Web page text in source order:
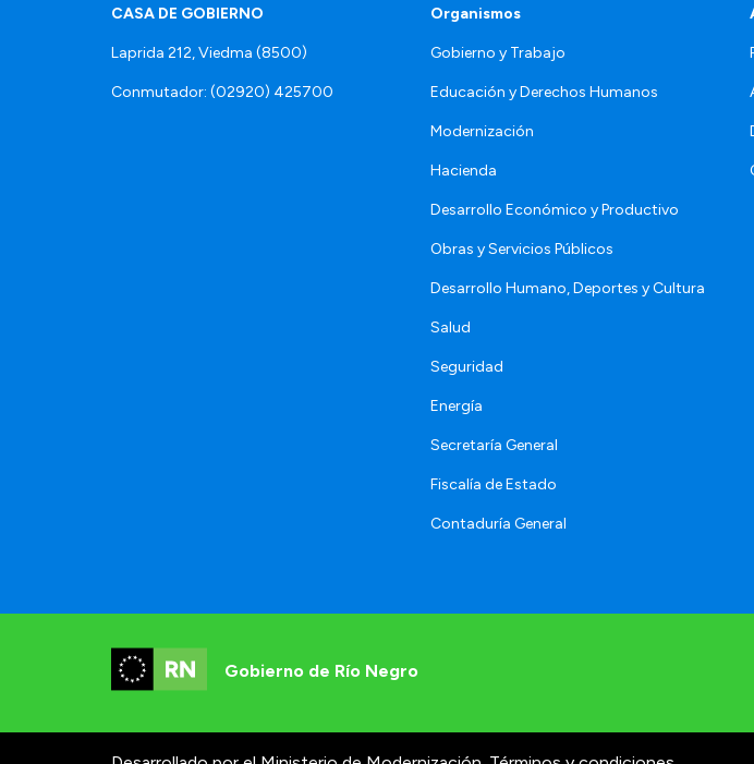
CASA DE GOBIERNO
Laprida 212, Viedma (8500)
Conmutador: (02920) 425700
Organismos
Gobierno y Trabajo
Educación y Derechos Humanos
Modernización
Hacienda
Desarrollo Económico y Productivo
Obras y Servicios Públicos
Desarrollo Humano, Deportes y Cultura
Salud
Seguridad
Energía
Secretaría General
Fiscalía de Estado
Contaduría General
Gobierno de Río Negro